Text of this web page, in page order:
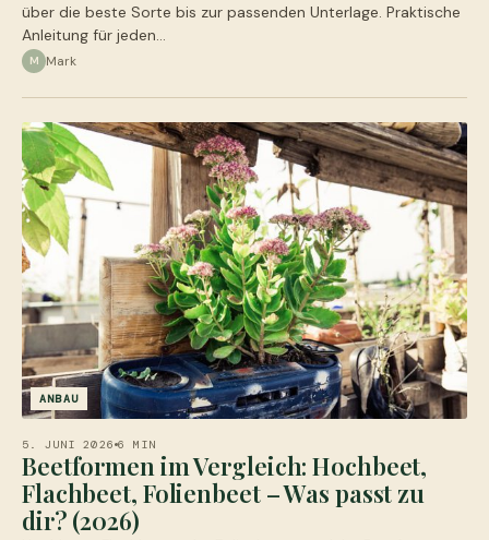
über die beste Sorte bis zur passenden Unterlage. Praktische
Anleitung für jeden…
M Mark
ANBAU
5. JUNI 2026 6 MIN
Beetformen im Vergleich: Hochbeet,
Flachbeet, Folienbeet – Was passt zu
dir? (2026)